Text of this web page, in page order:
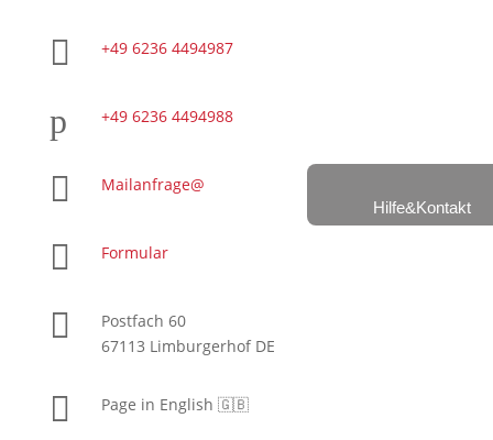
 +49 6236 4494987
p +49 6236 4494988
 Mailanfrage@
 Formular

Postfach 60
67113 Limburgerhof DE
 Page in English 🇬🇧
Hilfe&Kontakt